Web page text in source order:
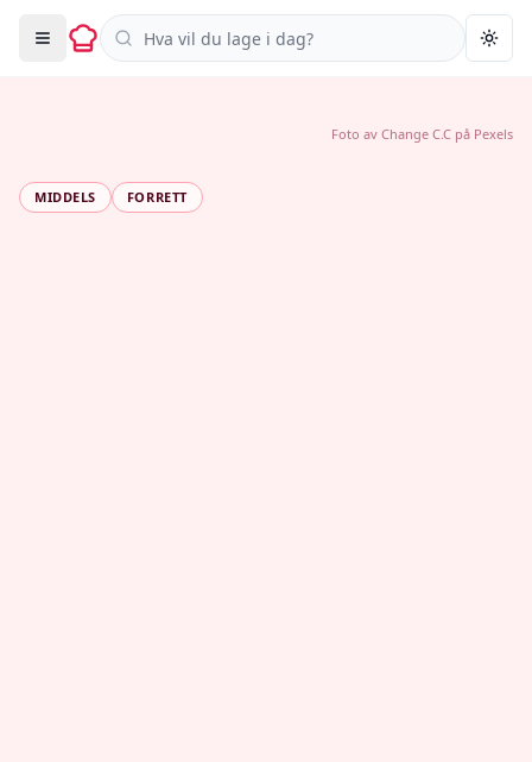
Søk i oppskrifter
MIDDELS FORRETT
Foto av Change C.C på Pexels